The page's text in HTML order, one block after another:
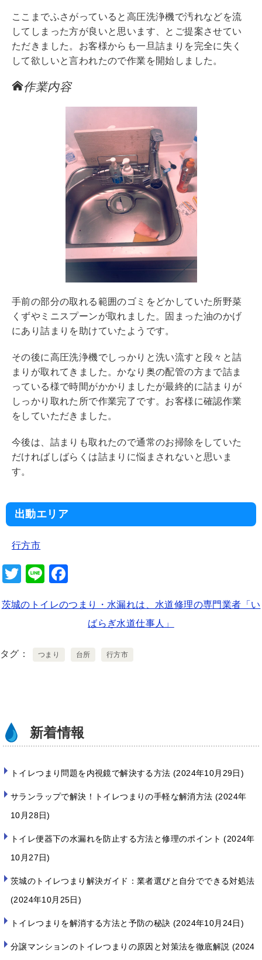
ここまでふさがっていると高圧洗浄機で汚れなどを流
してしまった方が良いと思います、とご提案させてい
ただきました。お客様からも一旦詰まりを完全に失く
して欲しいと言われたので作業を開始しました。
作業内容
手前の部分の取れる範囲のゴミをどかしていた所野菜
くずやミニスプーンが取れました。固まった油のかげ
にあり詰まりを助けていたようです。
その後に高圧洗浄機でしっかりと洗い流すと段々と詰
まりが取れてきました。かなり奥の配管の方まで詰ま
っている様で時間がかかりましたが最終的に詰まりが
しっかり取れた所で作業完了です。お客様に確認作業
をしていただきました。
今後は、詰まりも取れたので通常のお掃除をしていた
だければしばらくは詰まりに悩まされないと思いま
す。
出動エリア
行方市
T
tt
Li
e c
b
茨城のトイレのつまり・水漏れは、水道修理の専門業者「い
ばらぎ水道仕事人」
タグ つまり 台所 行方市
新着情報
トイレつまり問題を内視鏡で解決する方法 2024年10月29日
サランラップで解決！トイレつまりの手軽な解消方法
2024年
10月28日
トイレ便器下の水漏れを防止する方法と修理のポイント 2024年
10月27日
茨城のトイレつまり解決ガイド：業者選びと自分でできる対処法
2024年10月25日
トイレつまりを解消する方法と予防の秘訣 2024年10月24日
分譲マンションのトイレつまりの原因と対策法を徹底解説 2024